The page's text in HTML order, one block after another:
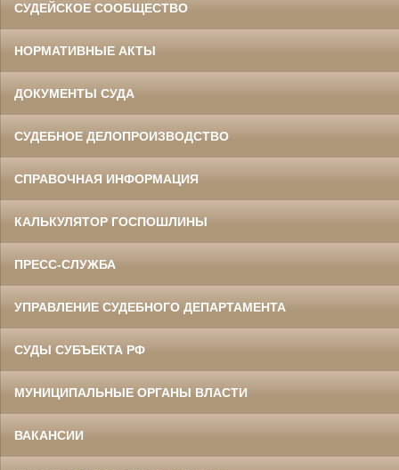
СУДЕЙСКОЕ СООБЩЕСТВО
НОРМАТИВНЫЕ АКТЫ
ДОКУМЕНТЫ СУДА
СУДЕБНОЕ ДЕЛОПРОИЗВОДСТВО
СПРАВОЧНАЯ ИНФОРМАЦИЯ
КАЛЬКУЛЯТОР ГОСПОШЛИНЫ
ПРЕСС-СЛУЖБА
УПРАВЛЕНИЕ СУДЕБНОГО ДЕПАРТАМЕНТА
СУДЫ СУБЪЕКТА РФ
МУНИЦИПАЛЬНЫЕ ОРГАНЫ ВЛАСТИ
ВАКАНСИИ